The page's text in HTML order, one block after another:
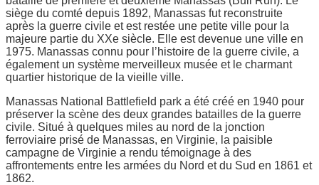
siège du comté depuis 1892, Manassas fut reconstruite
après la guerre civile et est restée une petite ville pour la
majeure partie du XXe siècle. Elle est devenue une ville en
1975. Manassas connu pour l’histoire de la guerre civile, a
également un système merveilleux musée et le charmant
quartier historique de la vieille ville.
Manassas National Battlefield park a été créé en 1940 pour
préserver la scène des deux grandes batailles de la guerre
civile. Situé à quelques miles au nord de la jonction
ferroviaire prisé de Manassas, en Virginie, la paisible
campagne de Virginie a rendu témoignage à des
affrontements entre les armées du Nord et du Sud en 1861 et
1862.